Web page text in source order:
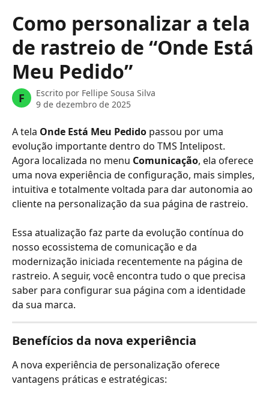
Como personalizar a tela
de rastreio de “Onde Está
Meu Pedido”
F Escrito por Fellipe Sousa Silva
9 de dezembro de 2025
A tela Onde Está Meu Pedido passou por uma
evolução importante dentro do TMS Intelipost.
Agora localizada no menu Comunicação, ela oferece
uma nova experiência de configuração, mais simples,
intuitiva e totalmente voltada para dar autonomia ao
cliente na personalização da sua página de rastreio.
Essa atualização faz parte da evolução contínua do
nosso ecossistema de comunicação e da
modernização iniciada recentemente na página de
rastreio. A seguir, você encontra tudo o que precisa
saber para configurar sua página com a identidade
da sua marca.
Benefícios da nova experiência
A nova experiência de personalização oferece
vantagens práticas e estratégicas: